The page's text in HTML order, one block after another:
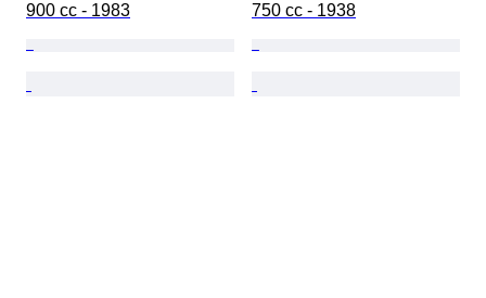
900 cc - 1983
750 cc - 1938